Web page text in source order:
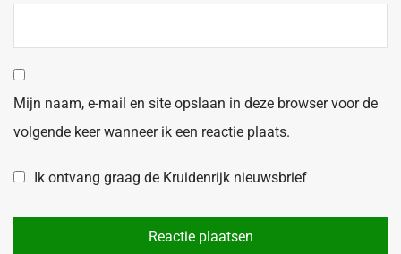
Mijn naam, e-mail en site opslaan in deze browser voor de
volgende keer wanneer ik een reactie plaats.
Ik ontvang graag de Kruidenrijk nieuwsbrief